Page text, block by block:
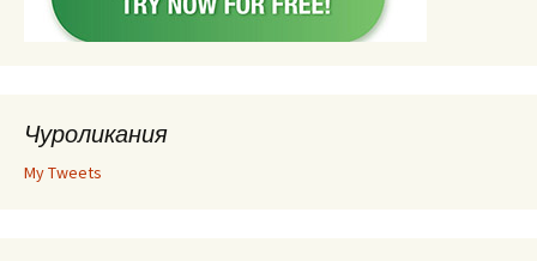
Чуроликания
My Tweets